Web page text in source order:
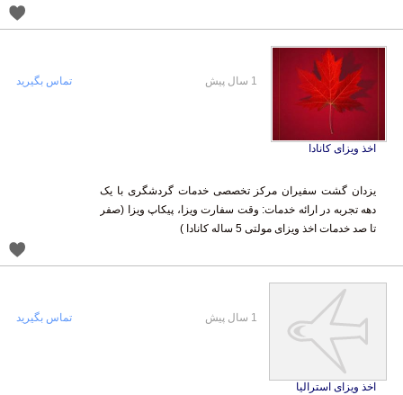
اخذ ویزای کانادا
یزدان گشت سفیران مرکز تخصصی خدمات گردشگری با یک
دهه تجربه در ارائه خدمات: وقت سفارت ویزا، پیکاپ ویزا (صفر
تا صد خدمات اخذ ویزای مولتی 5 ساله کانادا )
1 سال پیش تماس بگیرید
اخذ ویزای استرالیا
1 سال پیش تماس بگیرید